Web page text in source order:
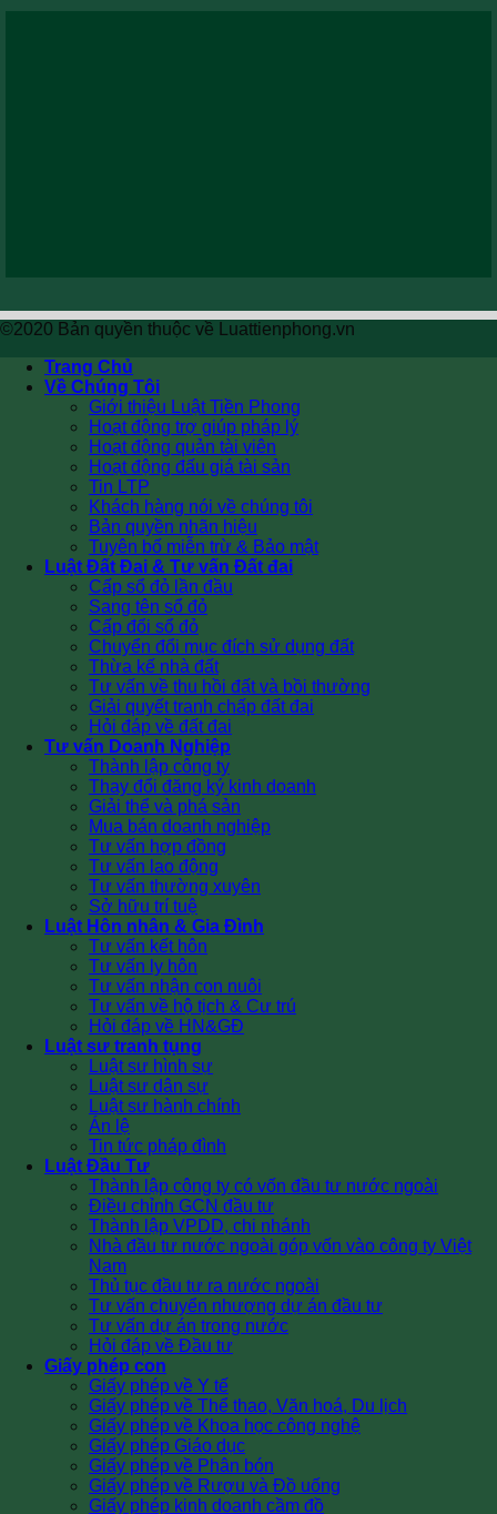
©2020 Bản quyền thuộc về Luattienphong.vn
Trang Chủ
Về Chúng Tôi
Giới thiệu Luật Tiền Phong
Hoạt động trợ giúp pháp lý
Hoạt động quản tài viên
Hoạt động đấu giá tài sản
Tin LTP
Khách hàng nói về chúng tôi
Bản quyền nhãn hiệu
Tuyên bố miễn trừ & Bảo mật
Luật Đất Đai & Tư vấn Đất đai
Cấp sổ đỏ lần đầu
Sang tên sổ đỏ
Cấp đổi sổ đỏ
Chuyển đổi mục đích sử dụng đất
Thừa kế nhà đất
Tư vấn về thu hồi đất và bồi thường
Giải quyết tranh chấp đất đai
Hỏi đáp về đất đai
Tư vấn Doanh Nghiệp
Thành lập công ty
Thay đổi đăng ký kinh doanh
Giải thể và phá sản
Mua bán doanh nghiệp
Tư vấn hợp đồng
Tư vấn lao động
Tư vấn thường xuyên
Sở hữu trí tuệ
Luật Hôn nhân & Gia Đình
Tư vấn kết hôn
Tư vấn ly hôn
Tư vấn nhận con nuôi
Tư vấn về hộ tịch & Cư trú
Hỏi đáp về HN&GĐ
Luật sư tranh tụng
Luật sư hình sự
Luật sư dân sự
Luật sư hành chính
Án lệ
Tin tức pháp đình
Luật Đầu Tư
Thành lập công ty có vốn đầu tư nước ngoài
Điều chỉnh GCN đầu tư
Thành lập VPDD, chi nhánh
Nhà đầu tư nước ngoài góp vốn vào công ty Việt
Nam
Thủ tục đầu tư ra nước ngoài
Tư vấn chuyển nhượng dự án đầu tư
Tư vấn dự án trong nước
Hỏi đáp về Đầu tư
Giấy phép con
Giấy phép về Y tế
Giấy phép về Thể thao, Văn hoá, Du lịch
Giấy phép về Khoa học công nghệ
Giấy phép Giáo dục
Giấy phép về Phân bón
Giấy phép về Rượu và Đồ uống
Giấy phép kinh doanh cầm đồ